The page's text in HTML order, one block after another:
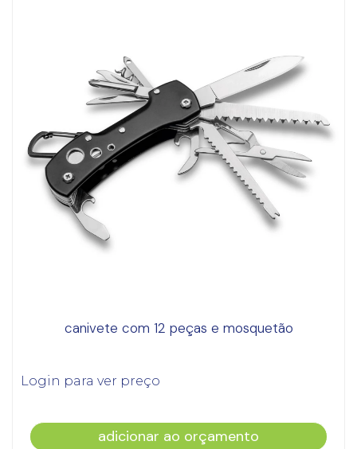
canivete com 12 peças e mosquetão
Login para ver preço
adicionar ao orçamento